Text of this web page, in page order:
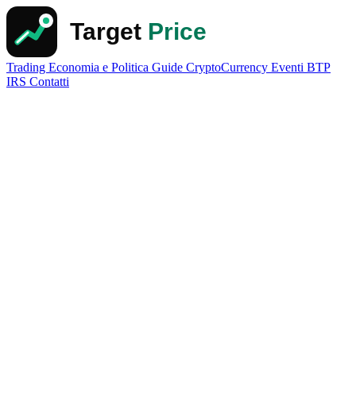
Trading Economia e Politica Guide CryptoCurrency Eventi BTP
IRS Contatti